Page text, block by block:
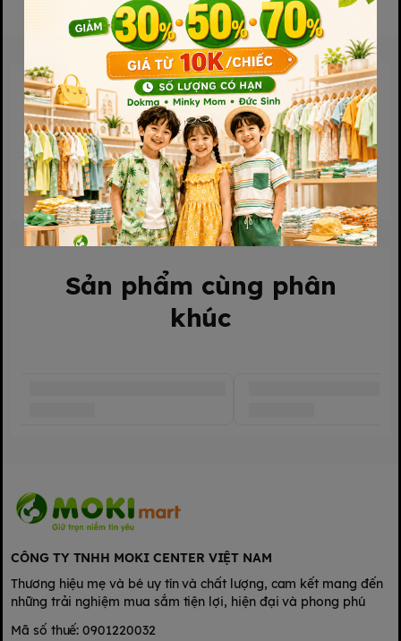
Quần dài bo ống DQ1835 Dokma là lựa chọn tuyệt vời cho các
bậc phụ huynh tìm kiếm sự kết hợp hoàn hảo giữa sự thoải mái
và phong cách cho bé.
Sản phẩm liên quan
Sản phẩm cùng phân
khúc
CÔNG TY TNHH MOKI CENTER VIỆT NAM
Thương hiệu mẹ và bé uy tín và chất lượng, cam kết mang đến
những trải nghiệm mua sắm tiện lợi, hiện đại và phong phú
Mã số thuế: 0901220032